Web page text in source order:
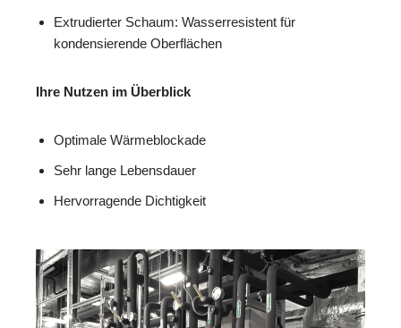
Extrudierter Schaum: Wasserresistent für
kondensierende Oberflächen
Ihre Nutzen im Überblick
Optimale Wärmeblockade
Sehr lange Lebensdauer
Hervorragende Dichtigkeit